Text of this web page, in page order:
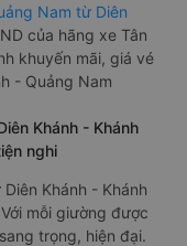
Nam từ Diên
của hãng xe Tân
khuyến mãi, giá vé
- Quảng Nam
Khánh - Khánh
nghi
Khánh - Khánh
mỗi giường được
trọng, hiện đại.